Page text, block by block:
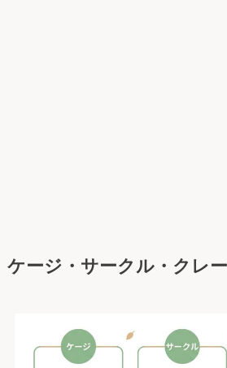
ケージ・サークル・クレ